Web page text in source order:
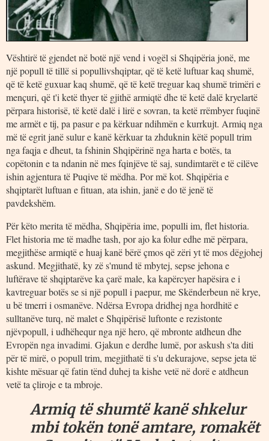
Vështirë të gjendet në botë një vend i vogël si Shqipëria jonë, me
një popull të tillë si popullivshqiptar, që të ketë luftuar kaq shumë,
që të ketë guxuar kaq shumë, që të ketë treguar kaq shumë trimëri e
mençuri, që t'i ketë thyer të gjithë armiqtë dhe të ketë dalë kryelartë
përpara historisë, të ketë dalë i lirë e sovran, ta ketë rrëmbyer fuqinë
me armët e tij, pa pasur e pa kërkuar ndihmën e kurrkujt. Armiq nga
më të egrit janë sulur e kanë kërkuar ta zhduknin këtë popull trim
nga faqja e dheut, ta fshinin Shqipërinë nga harta e botës, ta
copëtonin e ta ndanin në mes fqinjëve të saj, sundimtarët e të cilëve
ishin agjentura të Puqive të mëdha. Por më kot. Shqipëria e
shqiptarët luftuan e fituan, ata ishin, janë e do të jenë të
pavdekshëm.
Për këto merita të mëdha, Shqipëria ime, populli im, flet historia.
Flet historia me të madhe tash, por ajo ka folur edhe më përpara,
megjithëse armiqtë e huaj kanë bërë çmos që zëri yt të mos dëgjohej
askund. Megjithatë, ky zë s'mund të mbytej, sepse jehona e
luftërave të shqiptarëve ka çarë male, ka kapërcyer hapësira e i
kavtreguar botës se si një popull i paepur, me Skënderbeun në krye,
u bë tmerri i osmanëve. Ndërsa Evropa dridhej nga hordhitë e
sulltanëve turq, në malet e Shqipërisë luftonte e rezistonte
njëvpopull, i udhëhequr nga një hero, që mbronte atdheun dhe
Evropën nga invadimi. Gjakun e derdhe lumë, por askush s'ta diti
për të mirë, o popull trim, megjithatë ti s'u dekurajove, sepse jeta të
kishte mësuar që fatin tënd duhej ta kishe vetë në dorë e atdheun
vetë ta çliroje e ta mbroje.
Armiq të shumtë kanë shkelur
mbi tokën tonë amtare, romakët